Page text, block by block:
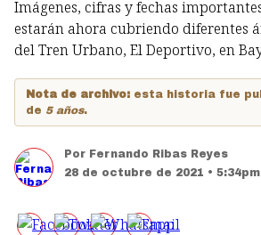
Imágenes, cifras y fechas
estarán ahora cubriendo diferentes
del Tren Urbano, El Deportivo, en
Nota de archivo: esta historia fue
de 5 años.
Por Fernando Ribas Reyes
28 de octubre de 2021 • 5:34pm